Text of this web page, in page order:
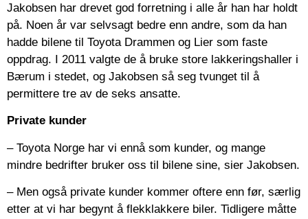
Jakobsen har drevet god forretning i alle år han har holdt
på. Noen år var selvsagt bedre enn andre, som da han
hadde bilene til Toyota Drammen og Lier som faste
oppdrag. I 2011 valgte de å bruke store lakkeringshaller i
Bærum i stedet, og Jakobsen så seg tvunget til å
permittere tre av de seks ansatte.
Private kunder
– Toyota Norge har vi ennå som kunder, og mange
mindre bedrifter bruker oss til bilene sine, sier Jakobsen.
– Men også private kunder kommer oftere enn før, særlig
etter at vi har begynt å flekklakkere biler. Tidligere måtte